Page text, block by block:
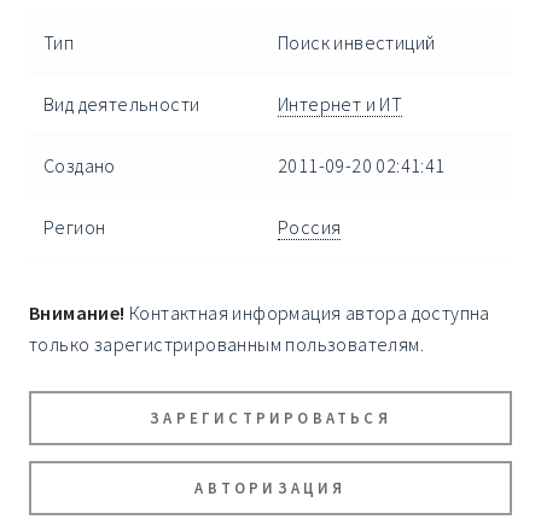
Тип Поиск инвестиций
Вид деятельности Интернет и ИТ
Создано 2011-09-20 02:41:41
Регион Россия
Внимание! Контактная информация автора доступна
только зарегистрированным пользователям.
ЗАРЕГИСТРИРОВАТЬСЯ
АВТОРИЗАЦИЯ